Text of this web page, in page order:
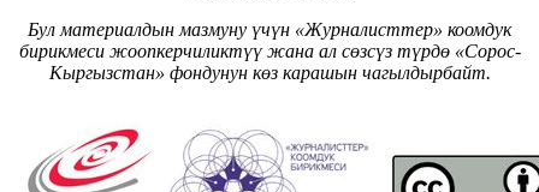
Бул материалдын мазмуну үчүн «Журналисттер» коомдук
бирикмеси жоопкерчиликтүү жана ал сөзсүз түрдө «Сорос-
Кыргызстан» фондунун көз карашын чагылдырбайт.